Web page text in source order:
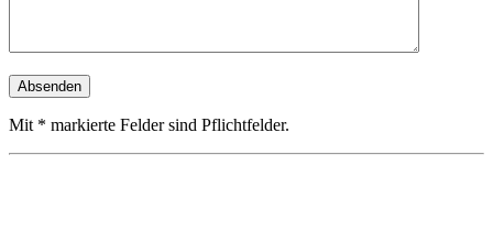
Mit * markierte Felder sind Pflichtfelder.